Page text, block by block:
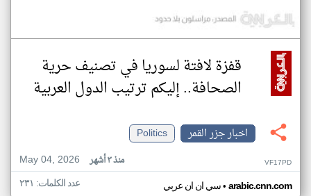
قفزة لافتة لسوريا في تصنيف حرية
الصحافة.. إليكم ترتيب الدول العربية
اخبار جزر القمر
Politics
May 04, 2026
منذ ٣ أشهر VF17PD
سي ان ان عربي• arabic.cnn.com عدد الكلمات: ٢٣١